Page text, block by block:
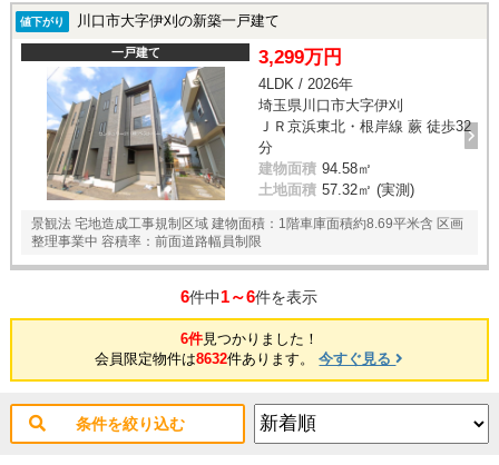
値下がり 川口市大字伊刈の新築一戸建て
一戸建て 3,299万円
4LDK / 2026年
埼玉県川口市大字伊刈
ＪＲ京浜東北・根岸線 蕨 徒歩32
分
建物面積 94.58㎡
土地面積 57.32㎡ (実測)
景観法 宅地造成工事規制区域 建物面積：1階車庫面積約8.69平米含 区画
整理事業中 容積率：前面道路幅員制限
6件中1～6件を表示
6件見つかりました！
会員限定物件は8632件あります。今すぐ見る
条件を絞り込む